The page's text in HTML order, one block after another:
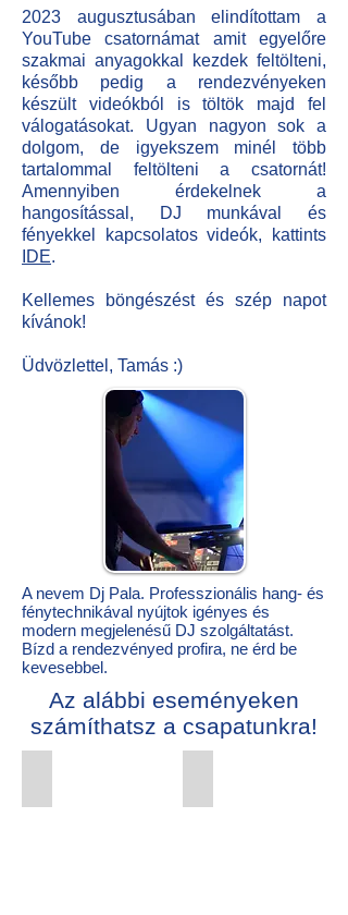
2023 augusztusában elindítottam a
YouTube csatornámat amit egyelőre
szakmai anyagokkal kezdek feltölteni,
később pedig a rendezvényeken
készült videókból is töltök majd fel
válogatásokat. Ugyan nagyon sok a
dolgom, de igyekszem minél több
tartalommal feltölteni a csatornát!
Amennyiben érdekelnek a
hangosítással, DJ munkával és
fényekkel kapcsolatos videók, kattints
IDE.
Kellemes böngészést és szép napot
kívánok!
Üdvözlettel, Tamás :)
A nevem Dj Pala. Professzionális hang- és
fénytechnikával nyújtok igényes és
modern megjelenésű DJ szolgáltatást.
Bízd a rendezvényed profira, ne érd be
kevesebbel.
Az alábbi eseményeken
számíthatsz a csapatunkra!